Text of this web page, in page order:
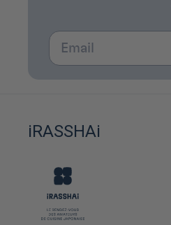
Email
iRASSHAi